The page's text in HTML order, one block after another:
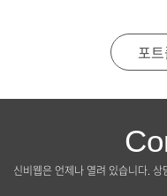
포
신비웹은 언제나 열려 있습니다.